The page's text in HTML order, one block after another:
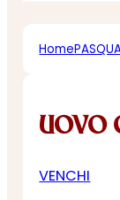
Home
UOVO
VENCHI